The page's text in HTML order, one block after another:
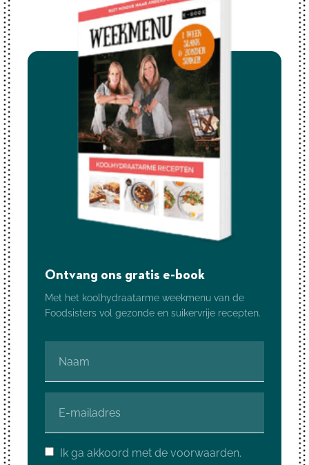
Ontvang ons gratis e-book
Met het koolhydraatarme weekmenu van de
Foodsisters vol gezonde en suikervrije recepten.
Ik ga akkoord met de voorwaarden.